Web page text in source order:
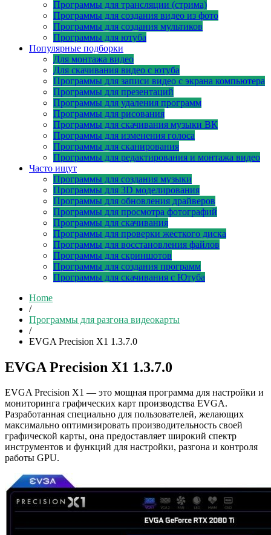
Программы для трансляции (стрима)
Программы для создания видео из фото
Программы для создания мультиков
Программы для ютуба
Популярные подборки
Для монтажа видео
Для скачивания видео с ютуба
Программы для записи видео с экрана компьютера
Программы для презентаций
Программы для удаления программ
Программы для рисования
Программы для скачивания музыки ВК
Программы для изменения голоса
Программы для сканирования
Программы для редактирования и монтажа видео
Часто ищут
Программы для создания музыки
Программы для 3D моделирования
Программы для обновления драйверов
Программы для просмотра фотографий
Программы для скачивания
Программы для проверки жесткого диска
Программы для восстановления файлов
Программы для скриншотов
Программы для создания программ
Программы для скачивания с Ютуба
Home
/
Программы для разгона видеокарты
/
EVGA Precision X1 1.3.7.0
EVGA Precision X1 1.3.7.0
EVGA Precision X1 — это мощная программа для настройки и
мониторинга графических карт производства EVGA.
Разработанная специально для пользователей, желающих
максимально оптимизировать производительность своей
графической карты, она предоставляет широкий спектр
инструментов и функций для настройки, разгона и контроля
работы GPU.